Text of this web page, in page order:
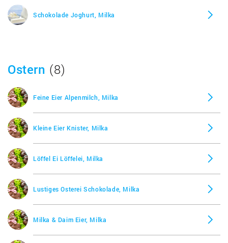
Schokolade Joghurt, Milka
Ostern (8)
Feine Eier Alpenmilch, Milka
Kleine Eier Knister, Milka
Löffel Ei Löffelei, Milka
Lustiges Osterei Schokolade, Milka
Milka & Daim Eier, Milka